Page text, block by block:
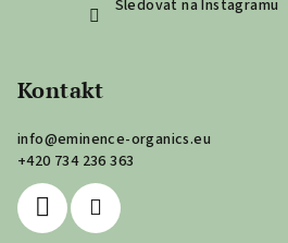
Sledovat na Instagramu
Kontakt
info@eminence-organics.eu
+420 734 236 363